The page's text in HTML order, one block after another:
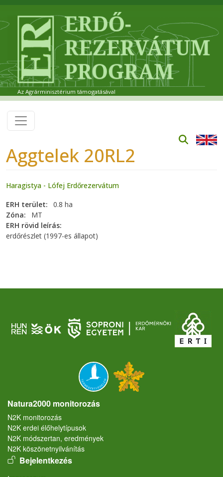
Az Agrárminisztérium támogatásával
Aggtelek 20RL2
Haragistya - Lófej Erdőrezervátum
ERH terület
0.8 ha
Zóna
MT
ERH rövid leírás
erdőrészlet (1997-es állapot)
Natura2000 monitorozás
N2K monitorozás
N2K erdei élőhelytípusok
N2K módszertan, eredmények
N2K köszönetnyilvánítás
User account menu
Bejelentkezés